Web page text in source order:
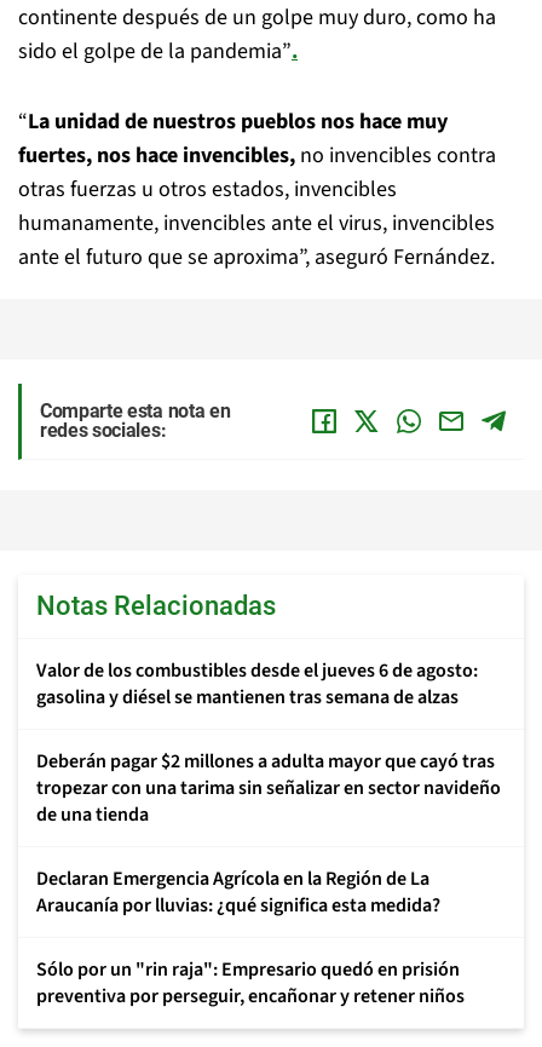
continente después de un golpe muy duro, como ha
sido el golpe de la pandemia”.
“La unidad de nuestros pueblos nos hace muy
fuertes, nos hace invencibles, no invencibles contra
otras fuerzas u otros estados, invencibles
humanamente, invencibles ante el virus, invencibles
ante el futuro que se aproxima”, aseguró Fernández.
Comparte esta nota en
redes sociales:
Notas Relacionadas
Valor de los combustibles desde el jueves 6 de agosto:
gasolina y diésel se mantienen tras semana de alzas
Deberán pagar $2 millones a adulta mayor que cayó tras
tropezar con una tarima sin señalizar en sector navideño
de una tienda
Declaran Emergencia Agrícola en la Región de La
Araucanía por lluvias: ¿qué significa esta medida?
Sólo por un "rin raja": Empresario quedó en prisión
preventiva por perseguir, encañonar y retener niños